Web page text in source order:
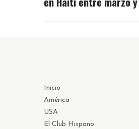
Inicio
América
USA
El Club Hispano